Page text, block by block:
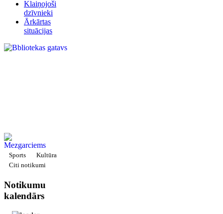
Klaiņojoši
dzīvnieki
Ārkārtas
situācijas
Sports
Kultūra
Citi notikumi
Notikumu
kalendārs